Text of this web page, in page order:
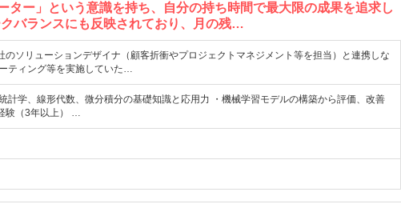
ー」という意識を持ち、自分の持ち時間で最大限の成果を追求し
バランスにも反映されており、月の残…
ソリューションデザイナ（顧客折衝やプロジェクトマネジメント等を担当）と連携しな
ティング等を実施していた…
計学、線形代数、微分積分の基礎知識と応用力 ・機械学習モデルの構築から評価、改善
験（3年以上） …